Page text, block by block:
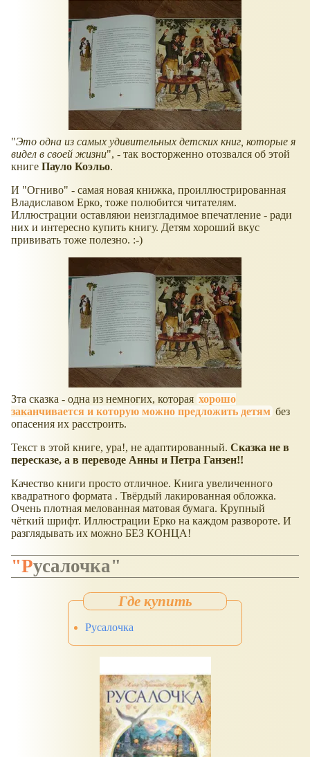
"Это одна из самых удивительных детских книг, которые я
видел в своей жизни", - так восторженно отозвался об этой
книге Пауло Коэльо.
И "Огниво" - самая новая книжка, проиллюстрированная
Владиславом Ерко, тоже полюбится читателям.
Иллюстрации оставляюи неизгладимое впечатление - ради
них и интересно купить книгу. Детям хороший вкус
прививать тоже полезно. :-)
Зта сказка - одна из немногих, которая хорошо
заканчивается и которую можно предложить детям без
опасения их расстроить.
Текст в этой книге, ура!, не адаптированный. Сказка не в
пересказе, а в переводе Анны и Петра Ганзен!!
Качество книги просто отличное. Книга увеличенного
квадратного формата . Твёрдый лакированная обложка.
Очень плотная мелованная матовая бумага. Крупный
чёткий шрифт. Иллюстрации Ерко на каждом развороте. И
разглядывать их можно БЕЗ КОНЦА!
"Русалочка"
Русалочка